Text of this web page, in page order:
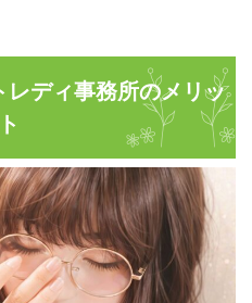
レディ事務所のメリッ
ト